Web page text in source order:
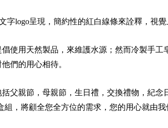
logo呈現，簡約性的紅白線條來詮釋，視
使用天然製品，來維護水源；然而冷製手
們的用心相待。
父親節，母親節，生日禮，交換禮物，紀
，將顧全您全方位的需求，您的用心就由我